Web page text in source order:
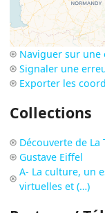
Naviguer sur
Signaler une
Exporter les
Collections
Découverte de
Gustave Eiffel
A- La culture, un
virtuelles et (…)